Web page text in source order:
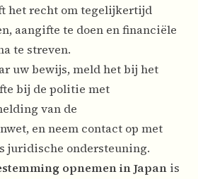
het recht om tegelijkertijd
aangifte te doen en financiële
te streven.
uw bewijs, meld het bij het
bij de politie met
van de
en neem contact op met
juridische ondersteuning.
opnemen in Japan is